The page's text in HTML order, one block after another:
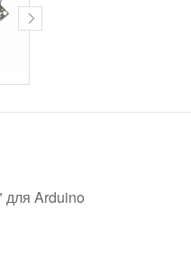
для Arduino